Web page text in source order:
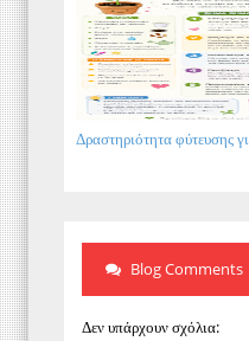
Δραστηριότητα φύτευσης
Blog Comments
Δεν υπάρχουν σχόλια: